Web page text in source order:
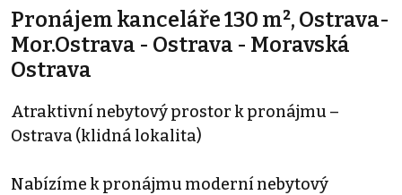
Pronájem kanceláře 130 m², Ostrava-
Mor.Ostrava - Ostrava - Moravská
Ostrava
Atraktivní nebytový prostor k pronájmu –
Ostrava (klidná lokalita)
Nabízíme k pronájmu moderní nebytový